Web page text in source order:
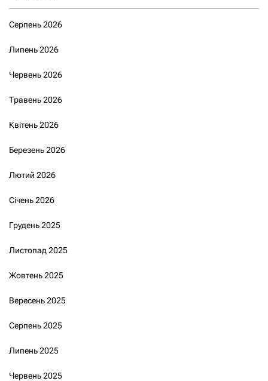
Серпень 2026
Липень 2026
Червень 2026
Травень 2026
Квітень 2026
Березень 2026
Лютий 2026
Січень 2026
Грудень 2025
Листопад 2025
Жовтень 2025
Вересень 2025
Серпень 2025
Липень 2025
Червень 2025